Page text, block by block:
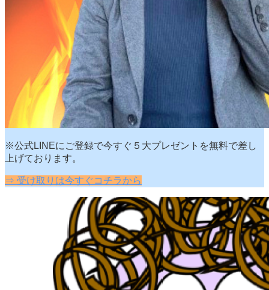
※公式LINEにご登録で今すぐ５大プレゼントを無料で差し
上げております。
⇒ 受け取りは今すぐコチラから